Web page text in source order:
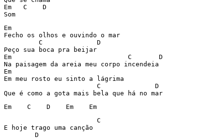
Em   C    D
Som
Em
Fecho os olhos e ouvindo o mar
         C	        D
Peço sua boca pra beijar
Em				C       D
Na paisagem da areia meu corpo incendeia
Em
Em meu rosto eu sinto a lágrima
Que é como a gota mais bela que há no mar
Em    C    D    Em    Em
E hoje trago uma canção